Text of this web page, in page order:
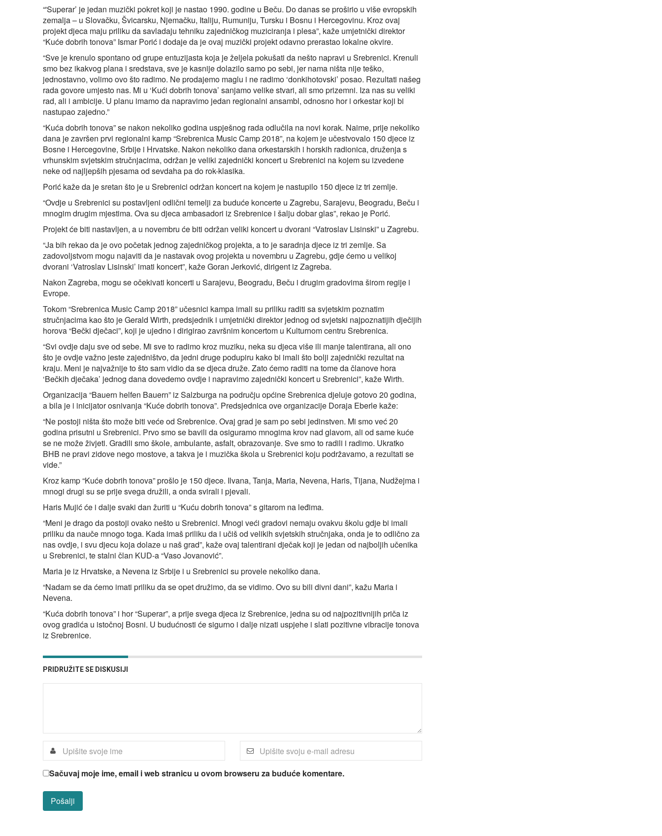
“'Superar’ je jedan muzički pokret koji je nastao 1990. godine u Beču. Do danas se proširio u više evropskih
zemalja – u Slovačku, Švicarsku, Njemačku, Italiju, Rumuniju, Tursku i Bosnu i Hercegovinu. Kroz ovaj
projekt djeca maju priliku da savladaju tehniku zajedničkog muziciranja i plesa”, kaže umjetnički direktor
“Kuće dobrih tonova” Ismar Porić i dodaje da je ovaj muzički projekt odavno prerastao lokalne okvire.
“Sve je krenulo spontano od grupe entuzijasta koja je željela pokušati da nešto napravi u Srebrenici. Krenuli
smo bez ikakvog plana i sredstava, sve je kasnije dolazilo samo po sebi, jer nama ništa nije teško,
jednostavno, volimo ovo što radimo. Ne prodajemo maglu i ne radimo ‘donkihotovski’ posao. Rezultati našeg
rada govore umjesto nas. Mi u ‘Kući dobrih tonova’ sanjamo velike stvari, ali smo prizemni. Iza nas su veliki
rad, ali i ambicije. U planu imamo da napravimo jedan regionalni ansambl, odnosno hor i orkestar koji bi
nastupao zajedno.”
“Kuća dobrih tonova” se nakon nekoliko godina uspješnog rada odlučila na novi korak. Naime, prije nekoliko
dana je završen prvi regionalni kamp “Srebrenica Music Camp 2018”, na kojem je učestvovalo 150 djece iz
Bosne i Hercegovine, Srbije i Hrvatske. Nakon nekoliko dana orkestarskih i horskih radionica, druženja s
vrhunskim svjetskim stručnjacima, održan je veliki zajednički koncert u Srebrenici na kojem su izvedene
neke od najljepših pjesama od sevdaha pa do rok-klasika.
Porić kaže da je sretan što je u Srebrenici održan koncert na kojem je nastupilo 150 djece iz tri zemlje.
“Ovdje u Srebrenici su postavljeni odlični temelji za buduće koncerte u Zagrebu, Sarajevu, Beogradu, Beču i
mnogim drugim mjestima. Ova su djeca ambasadori iz Srebrenice i šalju dobar glas”, rekao je Porić.
Projekt će biti nastavljen, a u novembru će biti održan veliki koncert u dvorani “Vatroslav Lisinski” u Zagrebu.
“Ja bih rekao da je ovo početak jednog zajedničkog projekta, a to je saradnja djece iz tri zemlje. Sa
zadovoljstvom mogu najaviti da je nastavak ovog projekta u novembru u Zagrebu, gdje ćemo u velikoj
dvorani ‘Vatroslav Lisinski’ imati koncert”, kaže Goran Jerković, dirigent iz Zagreba.
Nakon Zagreba, mogu se očekivati koncerti u Sarajevu, Beogradu, Beču i drugim gradovima širom regije i
Evrope.
Tokom “Srebrenica Music Camp 2018” učesnici kampa imali su priliku raditi sa svjetskim poznatim
stručnjacima kao što je Gerald Wirth, predsjednik i umjetnički direktor jednog od svjetski najpoznatijih dječijih
horova “Bečki dječaci”, koji je ujedno i dirigirao završnim koncertom u Kulturnom centru Srebrenica.
“Svi ovdje daju sve od sebe. Mi sve to radimo kroz muziku, neka su djeca više ili manje talentirana, ali ono
što je ovdje važno jeste zajedništvo, da jedni druge podupiru kako bi imali što bolji zajednički rezultat na
kraju. Meni je najvažnije to što sam vidio da se djeca druže. Zato ćemo raditi na tome da članove hora
‘Bečkih dječaka’ jednog dana dovedemo ovdje i napravimo zajednički koncert u Srebrenici”, kaže Wirth.
Organizacija “Bauern helfen Bauern” iz Salzburga na području općine Srebrenica djeluje gotovo 20 godina,
a bila je i inicijator osnivanja “Kuće dobrih tonova”. Predsjednica ove organizacije Doraja Eberle kaže:
“Ne postoji ništa što može biti veće od Srebrenice. Ovaj grad je sam po sebi jedinstven. Mi smo već 20
godina prisutni u Srebrenici. Prvo smo se bavili da osiguramo mnogima krov nad glavom, ali od same kuće
se ne može živjeti. Gradili smo škole, ambulante, asfalt, obrazovanje. Sve smo to radili i radimo. Ukratko
BHB ne pravi zidove nego mostove, a takva je i muzička škola u Srebrenici koju podržavamo, a rezultati se
vide.”
Kroz kamp “Kuće dobrih tonova” prošlo je 150 djece. Ilvana, Tanja, Maria, Nevena, Haris, Tijana, Nudžejma i
mnogi drugi su se prije svega družili, a onda svirali i pjevali.
Haris Mujić će i dalje svaki dan žuriti u “Kuću dobrih tonova” s gitarom na leđima.
“Meni je drago da postoji ovako nešto u Srebrenici. Mnogi veći gradovi nemaju ovakvu školu gdje bi imali
priliku da nauče mnogo toga. Kada imaš priliku da i učiš od velikih svjetskih stručnjaka, onda je to odlično za
nas ovdje, i svu djecu koja dolaze u naš grad”, kaže ovaj talentirani dječak koji je jedan od najboljih učenika
u Srebrenici, te stalni član KUD-a “Vaso Jovanović”.
Maria je iz Hrvatske, a Nevena iz Srbije i u Srebrenici su provele nekoliko dana.
“Nadam se da ćemo imati priliku da se opet družimo, da se vidimo. Ovo su bili divni dani”, kažu Maria i
Nevena.
“Kuća dobrih tonova” i hor “Superar”, a prije svega djeca iz Srebrenice, jedna su od najpozitivnijih priča iz
ovog gradića u istočnoj Bosni. U budućnosti će sigurno i dalje nizati uspjehe i slati pozitivne vibracije tonova
iz Srebrenice.
PRIDRUŽITE SE DISKUSIJI
Sačuvaj moje ime, email i web stranicu u ovom browseru za buduće komentare.